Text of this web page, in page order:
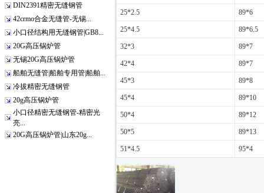
DIN2391精密无缝钢管
42crmo合金无缝管-无锡...
小口径结构用无缝钢管|GB8...
20G高压锅炉管
无锡20G高压锅炉管
船舶无缝管|船舶专用管|船舶...
冷拔精密无缝钢管
20g高压锅炉管
小口径精密无缝钢管-精密光
亮...
20G高压锅炉管|山东20g...
25*2.5 89*6
25*4.5 89*6.5
32*3 89*7
42*4 89*7
45*3 89*8
45*4 89*10
50*4 89*12
50*5 89*13
51*4.5 95*4